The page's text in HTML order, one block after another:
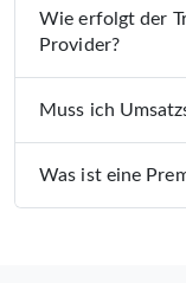
Wie erfolgt der
Provider?
Muss ich
Was ist eine